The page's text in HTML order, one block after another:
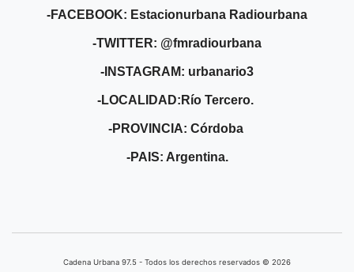
-FACEBOOK: Estacionurbana Radiourbana
-TWITTER: @fmradiourbana
-INSTAGRAM: urbanario3
-LOCALIDAD:Río Tercero.
-PROVINCIA: Córdoba
-PAIS: Argentina.
Cadena Urbana ​97.5 - Todos los derechos reservados © 2026